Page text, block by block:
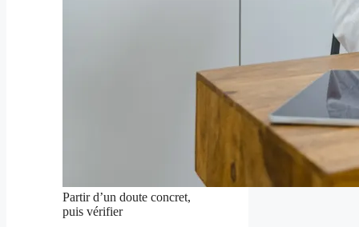
Partir d’un doute concret,
puis vérifier